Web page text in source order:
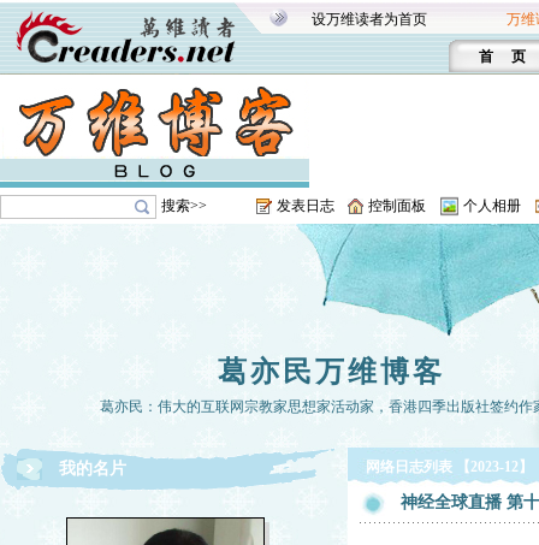
设万维读者为首页 万维
首 页
搜索>> 发表日志 控制面板 个人相册
葛亦民万维博客
葛亦民：伟大的互联网宗教家思想家活动家，香港四季出版社签约作
我的名片 网络日志列表 【2023-12】
神经全球直播 第